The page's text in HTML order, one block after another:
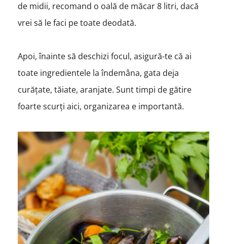
de midii, recomand o oală de măcar 8 litri, dacă
vrei să le faci pe toate deodată.
Apoi, înainte să deschizi focul, asigură-te că ai
toate ingredientele la îndemâna, gata deja
curățate, tăiate, aranjate. Sunt timpi de gătire
foarte scurți aici, organizarea e importantă.